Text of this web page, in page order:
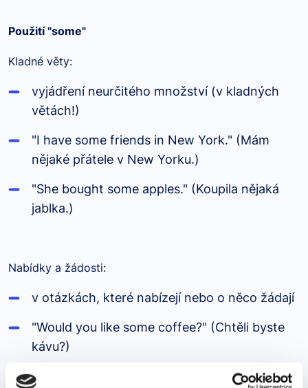
Použití "some"
Kladné věty:
vyjádření neurčitého množství (v kladných
větách!)
"I have some friends in New York." (Mám
nějaké přátele v New Yorku.)
"She bought some apples." (Koupila nějaká
jablka.)
Nabídky a žádosti:
v otázkách, které nabízejí nebo o něco žádají
"Would you like some coffee?" (Chtěli byste
kávu?)
"Can I have some water, please?" (Můžu